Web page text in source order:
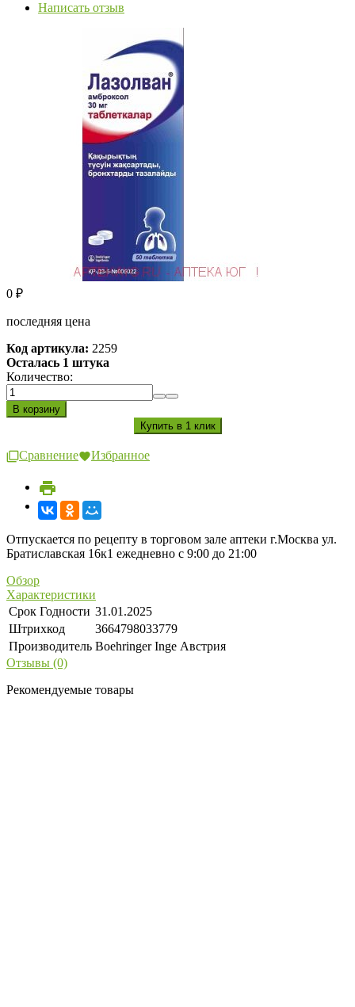
Написать отзыв
0 ₽
последняя цена
Код артикула: 2259
Осталась 1 штука
Количество:
Сравнение Избранное
Отпускается по рецепту в торговом зале аптеки г.Москва ул.
Братиславская 16к1 ежедневно с 9:00 до 21:00
Обзор
Характеристики
Срок Годности 31.01.2025
Штрихкод
3664798033779
Производитель Boehringer Inge Австрия
Отзывы (0)
Рекомендуемые товары